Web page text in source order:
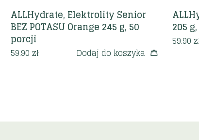
ALLHydrate, Elektrolity Senior
BEZ POTASU Orange 245 g, 50
porcji
59.90 zł Dodaj do koszyka
205
59.90